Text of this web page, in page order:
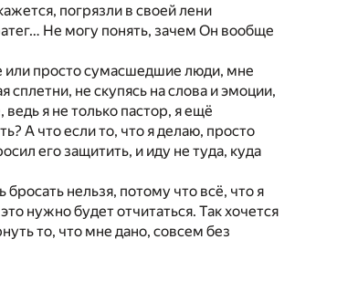
погрязли в своей лени
Не могу понять, зачем Он вообще
или просто сумасшедшие люди, мне
не скупясь на слова и эмоции,
я не только пастор, я ещё
А что если то, что я делаю, просто
его защитить, и иду не туда, куда
нельзя, потому что всё, что я
нужно будет отчитаться. Так хочется
то, что мне дано, совсем без